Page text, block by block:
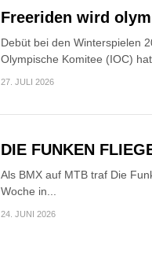
Freeriden wird
Debüt bei den Winterspielen
Olympische Komitee (IOC)
27. JULI 2026
DIE FUNKEN
Als BMX auf MTB traf Die
Woche in...
24. JUNI 2026